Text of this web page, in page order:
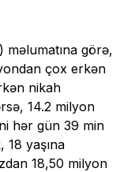
görə,
çox erkən
nikah
14.2 milyon
hər gün 39 min
18 yaşına
18,50 milyon